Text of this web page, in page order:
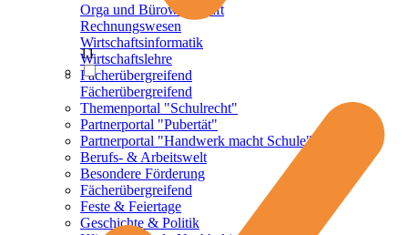
Orga und Bürowirtschaft
Rechnungswesen
Wirtschaftsinformatik
Wirtschaftslehre
Fächerübergreifend
Fächerübergreifend
Themenportal "Schulrecht"
Partnerportal "Pubertät"
Partnerportal "Handwerk macht Schule"
Berufs- & Arbeitswelt
Besondere Förderung
Fächerübergreifend
Feste & Feiertage
Geschichte & Politik
11